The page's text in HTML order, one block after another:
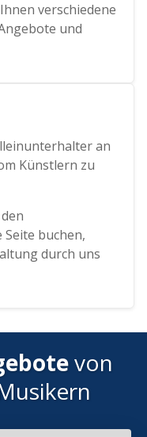
verschiedene
und
an
Künstlern zu
buchen,
durch uns
von